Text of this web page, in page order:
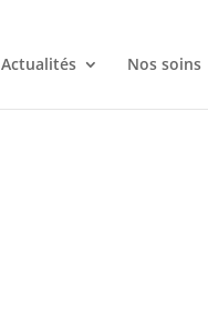
Actualités Nos soins